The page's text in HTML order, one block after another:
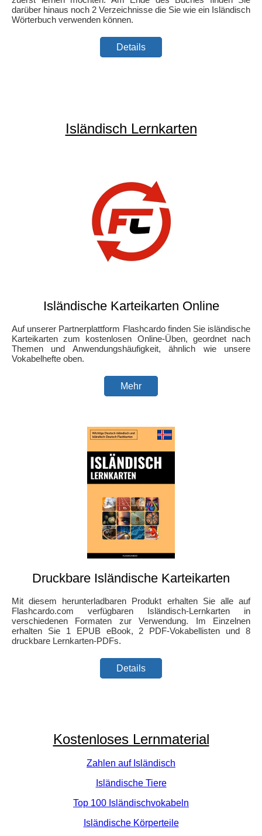
darüber hinaus noch 2 Verzeichnisse die Sie wie ein Isländisch
Wörterbuch verwenden können.
Details
Isländisch Lernkarten
Isländische Karteikarten Online
Auf unserer Partnerplattform Flashcardo finden Sie isländische
Karteikarten zum kostenlosen Online-Üben, geordnet nach
Themen und Anwendungshäufigkeit, ähnlich wie unsere
Vokabelhefte oben.
Mehr
Druckbare Isländische Karteikarten
Mit diesem herunterladbaren Produkt erhalten Sie alle auf
Flashcardo.com verfügbaren Isländisch-Lernkarten in
verschiedenen Formaten zur Verwendung. Im Einzelnen
erhalten Sie 1 EPUB eBook, 2 PDF-Vokabellisten und 8
druckbare Lernkarten-PDFs.
Details
Kostenloses Lernmaterial
Zahlen auf Isländisch
Isländische Tiere
Top 100 Isländischvokabeln
Isländische Körperteile